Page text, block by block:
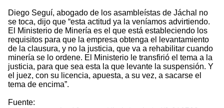
Diego Seguí, abogado de los asambleístas de Jáchal no
se toca, dijo que “esta actitud ya la veníamos advirtiendo.
El Ministerio de Minería es el que está estableciendo los
requisitos para que la empresa obtenga el levantamiento
de la clausura, y no la justicia, que va a rehabilitar cuando
minería se lo ordene. El Ministerio le transfirió el tema a la
justicia, para que sea esta la que levante la suspensión. Y
el juez, con su licencia, apuesta, a su vez, a sacarse el
tema de encima”.
Fuente: